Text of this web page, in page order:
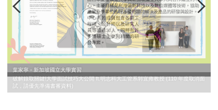
葉家寧 - 新加坡國立大學實習